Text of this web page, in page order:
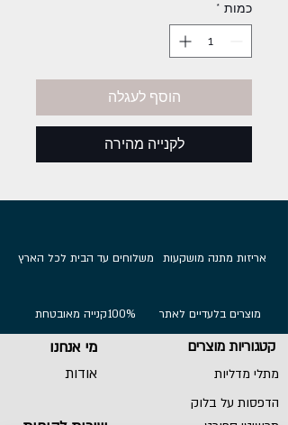
כמות *
הוסף לעגלה
לקנייה מהירה
מי אנחנו
אודות
קטגוריות מוצרים
מתלי מדליות
הדפסות על בלוק
משלוחים עד הבית לכל הארץ
קנייה מאובטחת
100%
אריזות מתנה מושקעות
מוצרים בלעדיים לאתר